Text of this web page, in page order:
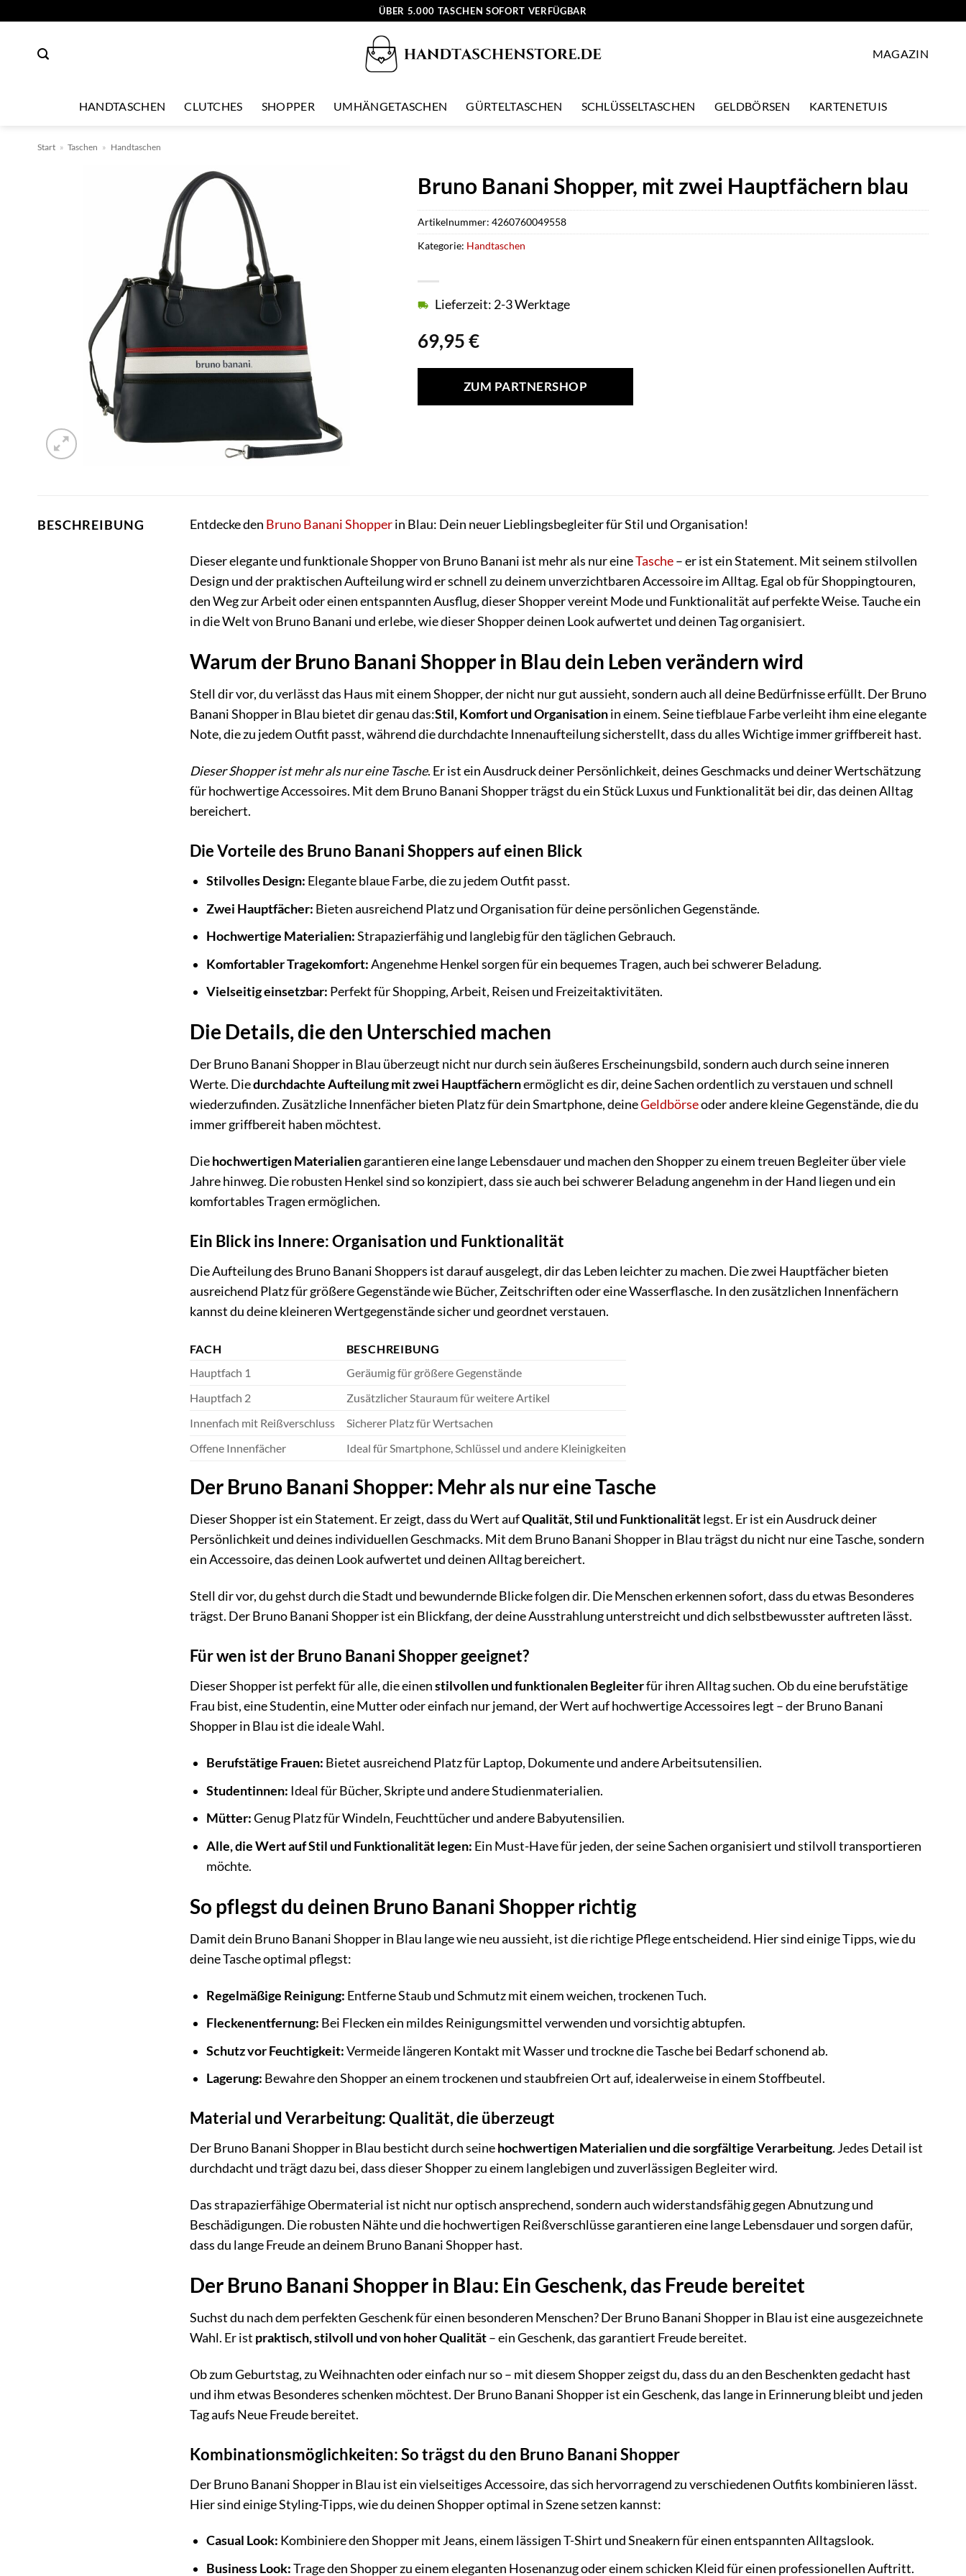
springen
ÜBER 5.000 TASCHEN SOFORT VERFÜGBAR
MAGAZIN
HANDTASCHEN CLUTCHES SHOPPER UMHÄNGETASCHEN GÜRTELTASCHEN SCHLÜSSELTASCHEN GELDBÖRSEN KARTENETUIS
Start » Taschen » Handtaschen
Bruno Banani Shopper, mit zwei Hauptfächern blau
69,95€
Lieferzeit: 2-3 Werktage
ZUM PARTNERSHOP
Artikelnummer:4260760049558
Kategorie: Handtaschen
BESCHREIBUNG Entdecke den Bruno BananiShopperin Blau: Dein neuer Lieblingsbegleiter für Stil und Organisation!
Dieser elegante und funktionale Shopper von Bruno Banani ist mehr als nur eineTasche– er ist ein Statement. Mit seinem stilvollen
Design und der praktischen Aufteilung wird er schnell zu deinem unverzichtbaren Accessoire im Alltag. Egal ob für Shoppingtouren,
den Weg zur Arbeit oder einen entspannten Ausflug, dieser Shopper vereint Mode und Funktionalität auf perfekte Weise. Tauche ein
in die Welt von Bruno Banani und erlebe, wie dieser Shopper deinen Look aufwertet und deinen Tag organisiert.
Warum der Bruno Banani Shopper in Blau dein Leben verändern wird
Stell dir vor, du verlässt das Haus mit einem Shopper, der nicht nur gut aussieht, sondern auch all deine Bedürfnisse erfüllt. Der Bruno
Banani Shopper in Blau bietet dir genau das:Stil, Komfort und Organisationin einem. Seine tiefblaue Farbe verleiht ihm eine elegante
Note, die zu jedem Outfit passt, während die durchdachte Innenaufteilung sicherstellt, dass du alles Wichtige immer griffbereit hast.
Dieser Shopper ist mehr als nur eine Tasche. Er ist ein Ausdruck deiner Persönlichkeit, deines Geschmacks und deiner Wertschätzung
für hochwertige Accessoires. Mit dem Bruno Banani Shopper trägst du ein Stück Luxus und Funktionalität bei dir, das deinen Alltag
bereichert.
Die Vorteile des Bruno Banani Shoppers auf einen Blick
Stilvolles Design: Elegante blaue Farbe, die zu jedem Outfit passt.
Zwei Hauptfächer: Bieten ausreichend Platz und Organisation für deine persönlichen Gegenstände.
Hochwertige Materialien:Strapazierfähig und langlebig für den täglichen Gebrauch.
Komfortabler Tragekomfort:Angenehme Henkel sorgen für ein bequemes Tragen, auch bei schwerer Beladung.
Vielseitig einsetzbar: Perfekt für Shopping, Arbeit, Reisen und Freizeitaktivitäten.
Die Details, die den Unterschied machen
Der Bruno Banani Shopper in Blau überzeugt nicht nur durch sein äußeres Erscheinungsbild, sondern auch durch seine inneren
Werte. Diedurchdachte Aufteilung mit zwei Hauptfächernermöglicht es dir, deine Sachen ordentlich zu verstauen und schnell
wiederzufinden. Zusätzliche Innenfächer bieten Platz für dein Smartphone, deineGeldbörseoder andere kleine Gegenstände, die du
immer griffbereit haben möchtest.
Diehochwertigen Materialiengarantieren eine lange Lebensdauer und machen den Shopper zu einem treuen Begleiter über viele
Jahre hinweg. Die robusten Henkel sind so konzipiert, dass sie auch bei schwerer Beladung angenehm in der Hand liegen und ein
komfortables Tragen ermöglichen.
Ein Blick ins Innere: Organisation und Funktionalität
Die Aufteilung des Bruno Banani Shoppers ist darauf ausgelegt, dir das Leben leichter zu machen. Die zwei Hauptfächer bieten
ausreichend Platz für größere Gegenstände wie Bücher, Zeitschriften oder eine Wasserflasche. In den zusätzlichen Innenfächern
kannst du deine kleineren Wertgegenstände sicher und geordnet verstauen.
FACH
BESCHREIBUNG
Hauptfach 1
Geräumig für größere Gegenstände
Hauptfach 2
Zusätzlicher Stauraum für weitere Artikel
Innenfach mit Reißverschluss
Sicherer Platz für Wertsachen
Offene Innenfächer
Ideal für Smartphone, Schlüssel und andere Kleinigkeiten
Der Bruno Banani Shopper: Mehr als nur eine Tasche
Dieser Shopper ist ein Statement. Er zeigt, dass du Wert aufQualität, Stil und Funktionalitätlegst. Er ist ein Ausdruck deiner
Persönlichkeit und deines individuellen Geschmacks. Mit dem Bruno Banani Shopper in Blau trägst du nicht nur eine Tasche, sondern
ein Accessoire, das deinen Look aufwertet und deinen Alltag bereichert.
Stell dir vor, du gehst durch die Stadt und bewundernde Blicke folgen dir. Die Menschen erkennen sofort, dass du etwas Besonderes
trägst. Der Bruno Banani Shopper ist ein Blickfang, der deine Ausstrahlung unterstreicht und dich selbstbewusster auftreten lässt.
Für wen ist der Bruno Banani Shopper geeignet?
Dieser Shopper ist perfekt für alle, die einenstilvollen und funktionalen Begleiterfür ihren Alltag suchen. Ob du eine berufstätige
Frau bist, eine Studentin, eine Mutter oder einfach nur jemand, der Wert auf hochwertige Accessoires legt – der Bruno Banani
Shopper in Blau ist die ideale Wahl.
Berufstätige Frauen: Bietet ausreichend Platz für Laptop, Dokumente und andere Arbeitsutensilien.
Studentinnen: Ideal für Bücher, Skripte und andere Studienmaterialien.
Mütter:Genug Platz für Windeln, Feuchttücher und andere Babyutensilien.
Alle, die Wert auf Stil und Funktionalität legen: Ein Must-Have für jeden, der seine Sachen organisiert und stilvoll transportieren
möchte.
So pflegst du deinen Bruno Banani Shopper richtig
Damit dein Bruno Banani Shopper in Blau lange wie neu aussieht, ist die richtige Pflege entscheidend. Hier sind einige Tipps, wie du
deine Tasche optimal pflegst:
Regelmäßige Reinigung: Entferne Staub und Schmutz mit einem weichen, trockenen Tuch.
Fleckenentfernung: Bei Flecken ein mildes Reinigungsmittel verwenden und vorsichtig abtupfen.
Schutz vor Feuchtigkeit:Vermeide längeren Kontakt mit Wasser und trockne die Tasche bei Bedarf schonend ab.
Lagerung: Bewahre den Shopper an einem trockenen und staubfreien Ort auf, idealerweise in einem Stoffbeutel.
Material und Verarbeitung: Qualität, die überzeugt
Der Bruno Banani Shopper in Blau besticht durch seinehochwertigen Materialien und die sorgfältige Verarbeitung. Jedes Detail ist
durchdacht und trägt dazu bei, dass dieser Shopper zu einem langlebigen und zuverlässigen Begleiter wird.
Das strapazierfähige Obermaterial ist nicht nur optisch ansprechend, sondern auch widerstandsfähig gegen Abnutzung und
Beschädigungen. Die robusten Nähte und die hochwertigen Reißverschlüsse garantieren eine lange Lebensdauer und sorgen dafür,
dass du lange Freude an deinem Bruno Banani Shopper hast.
Der Bruno Banani Shopper in Blau: Ein Geschenk, das Freude bereitet
Suchst du nach dem perfekten Geschenk für einen besonderen Menschen? Der Bruno Banani Shopper in Blau ist eine ausgezeichnete
Wahl. Er ist praktisch, stilvoll und von hoher Qualität– ein Geschenk, das garantiert Freude bereitet.
Ob zum Geburtstag, zu Weihnachten oder einfach nur so – mit diesem Shopper zeigst du, dass du an den Beschenkten gedacht hast
und ihm etwas Besonderes schenken möchtest. Der Bruno Banani Shopper ist ein Geschenk, das lange in Erinnerung bleibt und jeden
Tag aufs Neue Freude bereitet.
Kombinationsmöglichkeiten: So trägst du den Bruno Banani Shopper
Der Bruno Banani Shopper in Blau ist ein vielseitiges Accessoire, das sich hervorragend zu verschiedenen Outfits kombinieren lässt.
Hier sind einige Styling-Tipps, wie du deinen Shopper optimal in Szene setzen kannst:
Casual Look: Kombiniere den Shopper mit Jeans, einem lässigen T-Shirt und Sneakern für einen entspannten Alltagslook.
Business Look:Trage den Shopper zu einem eleganten Hosenanzug oder einem schicken Kleid für einen professionellen Auftritt.